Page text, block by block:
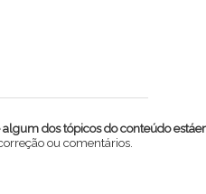
dos tópicos do conteúdo
ou comentários.